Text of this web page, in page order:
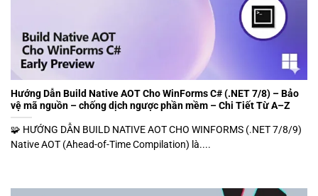
Hướng Dẫn Build Native AOT Cho WinForms C# (.NET 7/8) – Bảo
vệ mã nguồn – chống dịch ngược phần mềm – Chi Tiết Từ A–Z
🧩 HƯỚNG DẪN BUILD NATIVE AOT CHO WINFORMS (.NET 7/8/9)
Native AOT (Ahead-of-Time Compilation) là....